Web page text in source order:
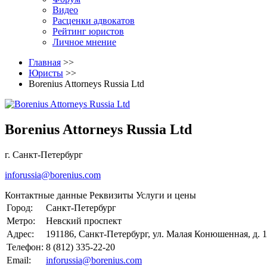
Видео
Расценки адвокатов
Рейтинг юристов
Личное мнение
Главная >>
Юристы >>
Borenius Attorneys Russia Ltd
Borenius Attorneys Russia Ltd
г. Санкт-Петербург
inforussia@borenius.com
Контактные данные Реквизиты Услуги и цены
Город:
Санкт-Петербург
Метро:
Невский проспект
Адрес:
191186, Санкт-Петербург, ул. Малая Конюшенная, д.
Телефон: 8 (812) 335-22-20
Email:
inforussia@borenius.com